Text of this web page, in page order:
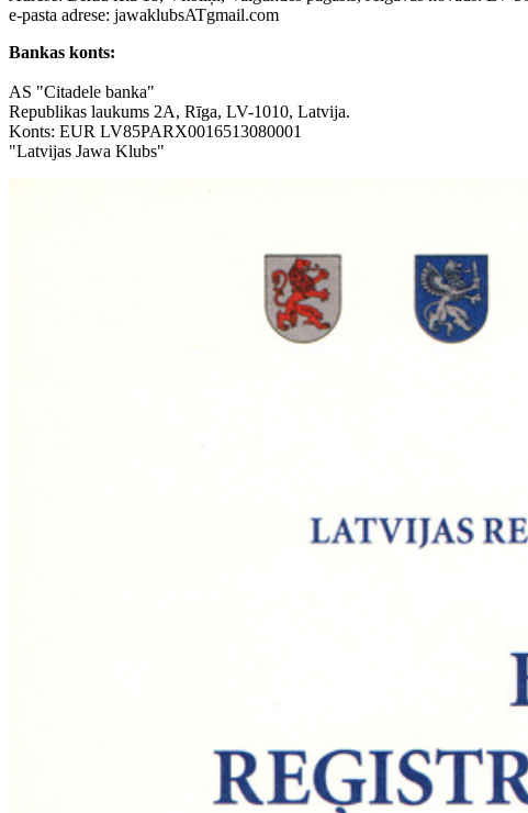
e-pasta adrese: jawaklubsATgmail.com
Bankas konts:
AS "Citadele banka"
Republikas laukums 2A, Rīga, LV-1010, Latvija.
Konts: EUR LV85PARX0016513080001
"Latvijas Jawa Klubs"